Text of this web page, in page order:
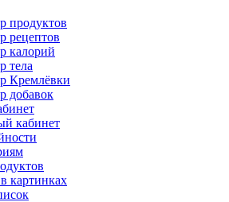
продуктов
рецептов
калорий
тела
Кремлёвки
добавок
кабинет
картинках